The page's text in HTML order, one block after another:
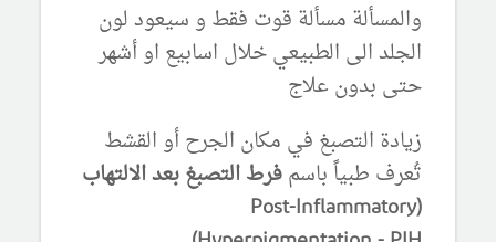
والمسألة مسألة قوت فقط و سيعود لون
الجلد الى الطبيعي خلال اسابيع او أشهر
حتى بدون علاج
زيادة التصبغ في مكان الجرح أو القشط
تُعرف طبياً باسمفرط التصبغ بعد الالتهاب
(Post-Inflammatory